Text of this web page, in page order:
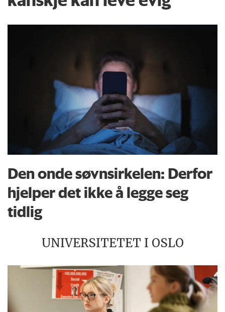
Den onde søvnsirkelen: Derfor
hjelper det ikke å legge seg
tidlig
UNIVERSITETET I OSLO